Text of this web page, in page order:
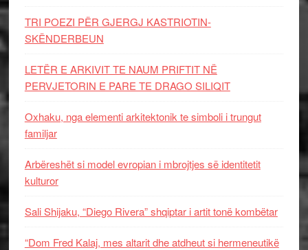
TRI POEZI PËR GJERGJ KASTRIOTIN-
SKËNDERBEUN
LETËR E ARKIVIT TE NAUM PRIFTIT NË
PERVJETORIN E PARE TE DRAGO SILIQIT
Oxhaku, nga elementi arkitektonik te simboli i trungut
familjar
Arbëreshët si model evropian i mbrojtjes së identitetit
kulturor
Sali Shijaku, “Diego Rivera” shqiptar i artit tonë kombëtar
“Dom Fred Kalaj, mes altarit dhe atdheut si hermeneutikë